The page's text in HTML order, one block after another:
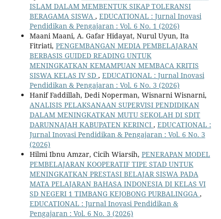
ISLAM DALAM MEMBENTUK SIKAP TOLERANSI
BERAGAMA SISWA , EDUCATIONAL : Jurnal Inovasi
Pendidikan & Pengajaran : Vol. 6 No. 1 (2026)
Maani Maani, A. Gafar Hidayat, Nurul Uyun, Ita
Fitriati, PENGEMBANGAN MEDIA PEMBELAJARAN
BERBASIS GUIDED READING UNTUK
MENINGKATKAN KEMAMPUAN MEMBACA KRITIS
SISWA KELAS IV SD , EDUCATIONAL : Jurnal Inovasi
Pendidikan & Pengajaran : Vol. 6 No. 3 (2026)
Hanif Faddillah, Dedi Noperman, Wisnarni Wisnarni,
ANALISIS PELAKSANAAN SUPERVISI PENDIDIKAN
DALAM MENINGKATKAN MUTU SEKOLAH DI SDIT
DARUNNAJAH KABUPATEN KERINCI , EDUCATIONAL :
Jurnal Inovasi Pendidikan & Pengajaran : Vol. 6 No. 3
(2026)
Hilmi Ibnu Amzar, Cicih Wiarsih, PENERAPAN MODEL
PEMBELAJARAN KOOPERATIF TIPE STAD UNTUK
MENINGKATKAN PRESTASI BELAJAR SISWA PADA
MATA PELAJARAN BAHASA INDONESIA DI KELAS VI
SD NEGERI 1 TIMBANG KEJOBONG PURBALINGGA ,
EDUCATIONAL : Jurnal Inovasi Pendidikan &
Pengajaran : Vol. 6 No. 3 (2026)